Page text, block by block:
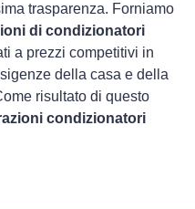
trasparenza. Forniamo
di condizionatori
a prezzi competitivi in
della casa e della
risultato di questo
condizionatori